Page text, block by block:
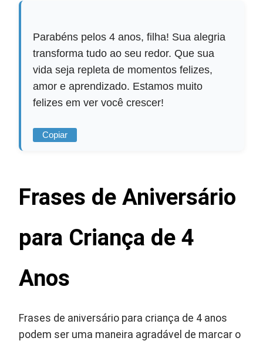
Parabéns pelos 4 anos, filha! Sua alegria
transforma tudo ao seu redor. Que sua
vida seja repleta de momentos felizes,
amor e aprendizado. Estamos muito
felizes em ver você crescer!
Copiar
Frases de Aniversário
para Criança de 4
Anos
Frases de aniversário para criança de 4 anos
podem ser uma maneira agradável de marcar o